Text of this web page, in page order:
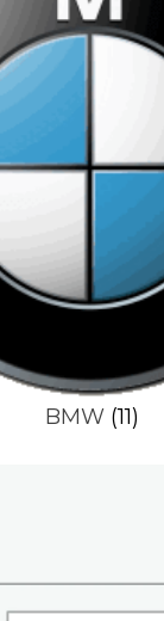
BMW (11)